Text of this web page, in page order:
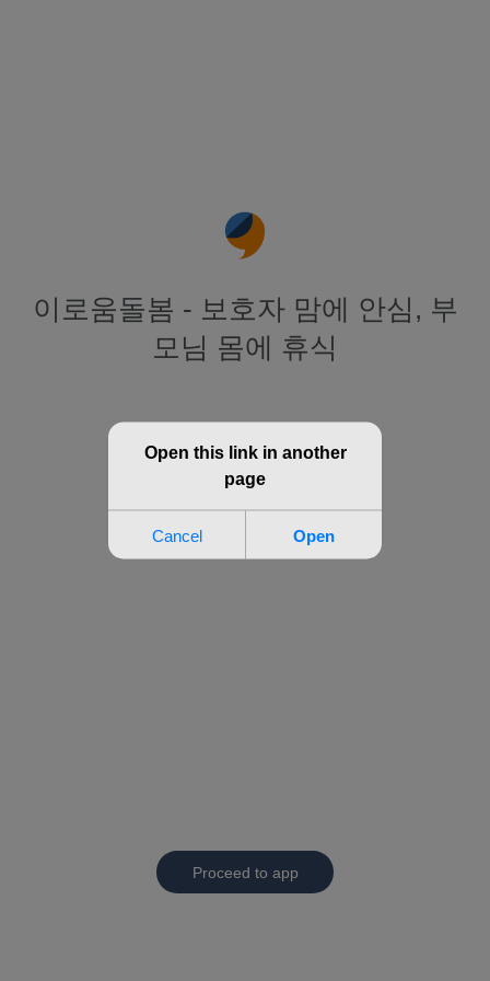
이로움돌봄 - 보호자 맘에 안심, 부
모님 몸에 휴식
Proceed to app